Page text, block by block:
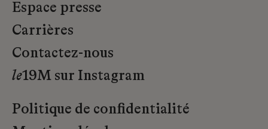
Espace presse
Carrières
Contactez-nous
le19M sur Instagram
Politique de confidentialité